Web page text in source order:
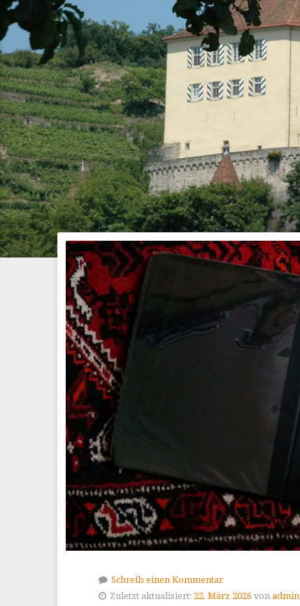
Schreib einen Kommentar
Zuletzt aktualisiert: 22. März 2026 vonadmin